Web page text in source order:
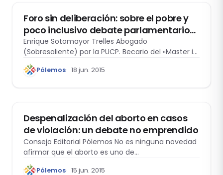
Foro sin deliberación: sobre el pobre y
poco inclusivo debate parlamentario
en el proyecto de ley para despenalizar
el aborto por violación
Enrique Sotomayor Trelles Abogado
(Sobresaliente) por la PUCP. Becario del «Master in
Global Rule…
Pólemos 18 jun. 2015
Despenalización del aborto en casos
de violación: un debate no emprendido
Consejo Editorial Pólemos No es ninguna novedad
afirmar que el aborto es uno de…
Pólemos 15 jun. 2015